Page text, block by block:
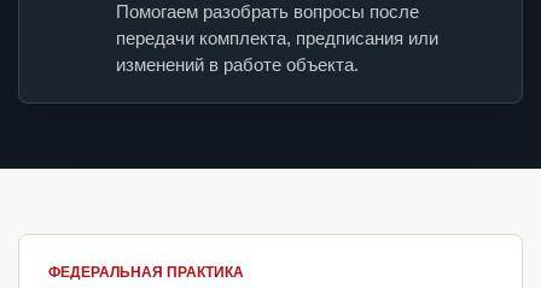
Помогаем разобрать вопросы после
передачи комплекта, предписания или
изменений в работе объекта.
ФЕДЕРАЛЬНАЯ ПРАКТИКА